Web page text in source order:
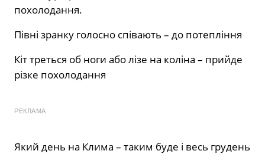
похолодання.
Півні зранку голосно співають – до потепління
Кіт треться об ноги або лізе на коліна – прийде
різке похолодання
РЕКЛАМА
Який день на Клима – таким буде і весь грудень